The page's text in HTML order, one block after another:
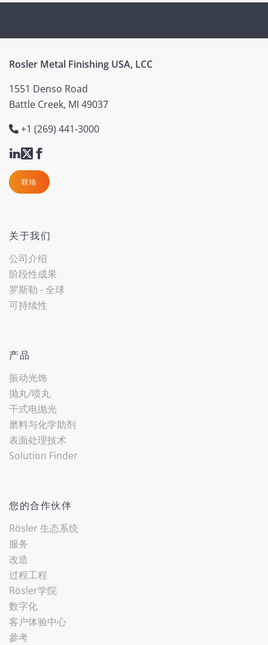
Rosler Metal Finishing USA, LCC
1551 Denso Road
Battle Creek, MI 49037
+1 (269) 441-3000
联络
关于我们
公司介绍
阶段性成果
罗斯勒 - 全球
可持续性
产品
振动光饰
抛丸/喷丸
干式电抛光
磨料与化学助剂
表面处理技术
Solution Finder
您的合作伙伴
Rösler 生态系统
服务
改造
过程工程
Rösler学院
数字化
客户体验中心
參考